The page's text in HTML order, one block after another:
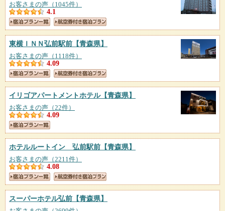
お客さまの声（1045件）
4.1
東横ＩＮＮ弘前駅前 【青森県】
お客さまの声（1118件）
4.09
イリゴアパートメントホテル【青森県】
お客さまの声（22件）
4.09
ホテルルートイン 弘前駅前 【青森県】
お客さまの声（2211件）
4.08
スーパーホテル弘前 【青森県】